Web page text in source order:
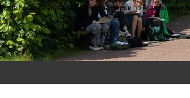
проведения экзаменов -тьютеров по подготовке
проведения экзаменов, 2022